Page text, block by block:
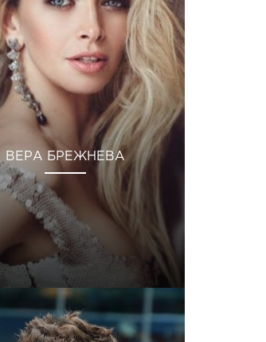
ВЕРА БРЕЖНЕВА